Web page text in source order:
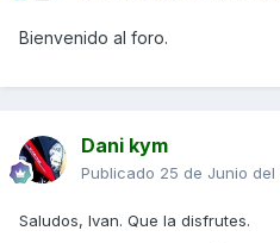
Bienvenido al foro.
Dani kym
Publicado 25 de Junio del
Saludos, Ivan. Que la disfrutes.